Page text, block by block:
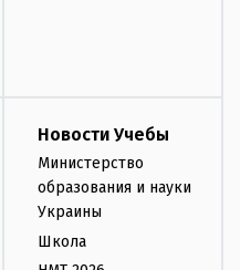
Новости Учебы
Министерство
образования и науки
Украины
Школа